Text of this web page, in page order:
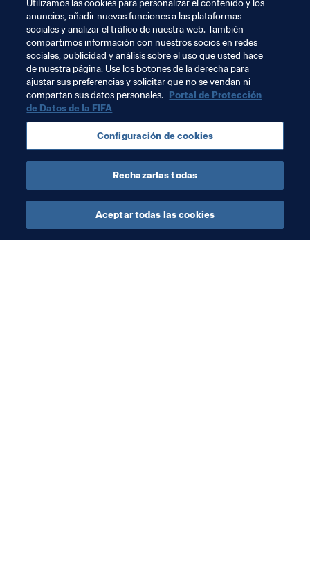
Subcampeón del mundo de PlayStation
Copa FUT Champions de diciembre (ganador de la
final de PlayStation)
Ganador de las series Gfinity del FIFA de enero
Ganador de la FIFA eClub World Cup
Ganador de las series Gfinity del FIFA de marzo
Participación en la FIFA eNations Cup
Eliminatorias de las Series Globales de PlayStation
Utilizamos las cookies para personalizar el contenido y los
anuncios, añadir nuevas funciones a las plataformas
sociales y analizar el tráfico de nuestra web. También
compartimos información con nuestros socios en redes
sociales, publicidad y análisis sobre el uso que usted hace
de nuestra página. Use los botones de la derecha para
ajustar sus preferencias y solicitar que no se vendan ni
compartan sus datos personales. Portal de Protección
de Datos de la FIFA
Configuración de cookies
Rechazarlas todas
Aceptar todas las cookies